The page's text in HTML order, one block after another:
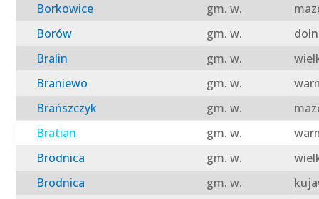
Borkowice
gm. w.
Borów
gm. w.
Bralin
gm. w.
Braniewo
gm. w.
Brańszczyk
gm. w.
Bratian
gm. w.
Brodnica
gm. w.
Brodnica
gm. w.